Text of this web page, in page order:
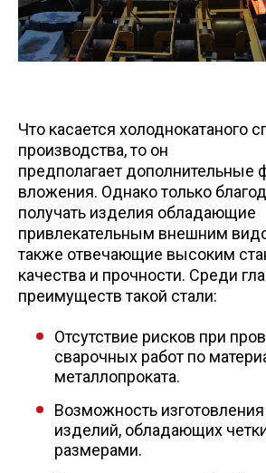
Что касается холоднокатаного
производства, то он
предполагает дополнительные
вложения. Однако только
получать изделия обладающие
привлекательным внешним
также отвечающие высоким
качества и прочности. Среди
преимуществ такой стали:
Отсутствие рисков при
сварочных работ по
металлопроката.
Возможность
изделий, обладающих
размерами.